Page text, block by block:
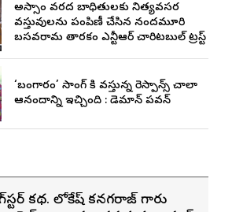
అస్సాం వరద బాధితులకు నిత్యవసర
వస్తువులను పంపిణీ చేసిన నందమూరి
బసవరామ తారకం ఎన్టీఆర్ చారిటబుల్ ట్రస్ట్
‘బంగారం’ సాంగ్ కి వస్తున్న రెస్పాన్స్ చాలా
ఆనందాన్ని ఇచ్చింది : డెమాన్ పవన్
కథ. లోకేష్ కనగరాజ్ గారు